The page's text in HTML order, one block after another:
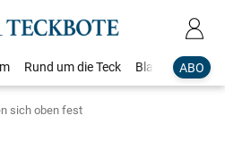
ABO
Rund um die Teck Blaulicht
sich oben fest